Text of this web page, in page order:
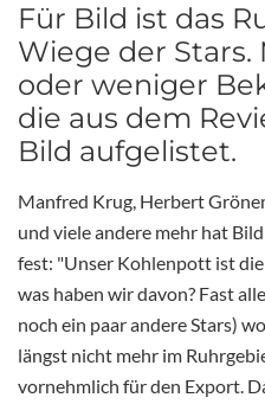
Für Bild ist das
Wiege der Stars.
oder weniger
die aus dem
Bild aufgelistet.
Manfred Krug, Herbert
und viele andere mehr hat Bild
fest: "Unser Kohlenpott ist die
was haben wir davon? Fast
noch ein paar andere Stars)
längst nicht mehr im
vornehmlich für den Export.